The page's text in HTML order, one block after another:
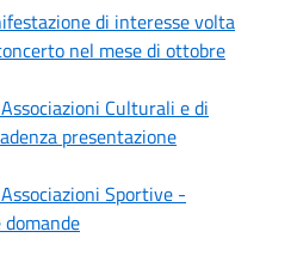
di interesse volta
nel mese di ottobre
Culturali e di
presentazione
Sportive -